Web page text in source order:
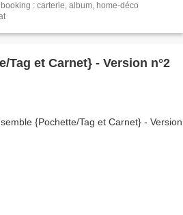
: carterie, album, home-déco
Tag et Carnet} - Version n°2